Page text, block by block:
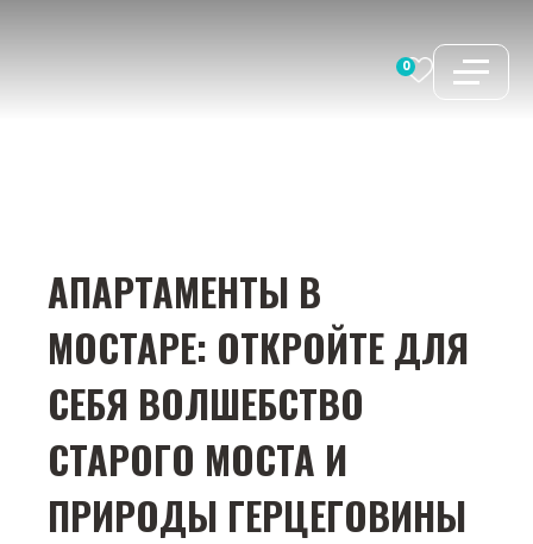
0
АПАРТАМЕНТЫ В
МОСТАРЕ: ОТКРОЙТЕ ДЛЯ
СЕБЯ ВОЛШЕБСТВО
СТАРОГО МОСТА И
ПРИРОДЫ ГЕРЦЕГОВИНЫ